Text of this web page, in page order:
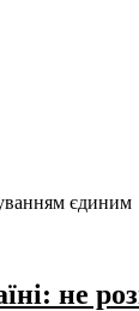
єдиним
не